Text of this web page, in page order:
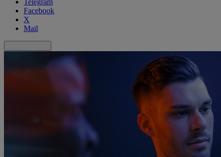
Telegram
Facebook
X
Mail